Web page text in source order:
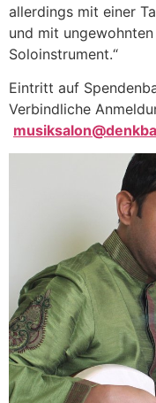
allerdings mit einer
und mit
Soloinstrument.“
Eintritt auf
Verbindliche